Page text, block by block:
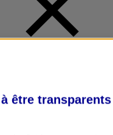
être